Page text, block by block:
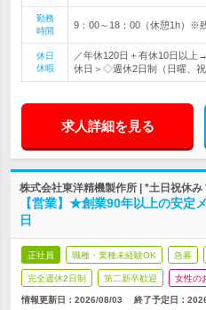
勤務
時間
9：00～18：00（休憩1h）※
休日
休暇
／年休120日＋有休10日以
休日＞◇週休2日制（日曜、
求人詳細を見る
株式会社東洋精機製作所 | *土日祝休
【営業】★創業90年以上の安
日
正社員 職種・業種未経験OK 急募
完全週休2日制 第二新卒歓迎 女性の
情報更新日：2026/08/03 終了予定日：